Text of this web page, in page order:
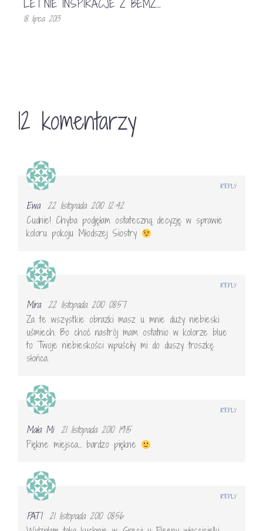
LETNIE INSPIRACJE Z BEMZ…
18 lipca 2013
12 komentarzy
Ewa 22 listopada 2010 12:42
Cudnie! Chyba podjęłam ostateczną decyzję w sprawie
koloru pokoju Młodszej Siostry
REPLY
Mira 22 listopada 2010 08:57
Za te wszystkie obrazki masz u mnie duży niebieski
uśmiech. Bo choć nastrój mam ostatnio w kolorze blue
to Twoje niebieskości wpuściły mi do duszy troszkę
słońca.
REPLY
Mała Mi 21 listopada 2010 19:15
Piękne miejsca… bardzo piękne
REPLY
PATI 21 listopada 2010 08:56
REPLY